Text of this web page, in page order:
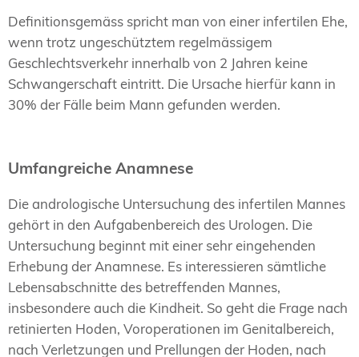
Definitionsgemäss spricht man von einer infertilen Ehe,
wenn trotz ungeschütztem regelmässigem
Geschlechtsverkehr innerhalb von 2 Jahren keine
Schwangerschaft eintritt. Die Ursache hierfür kann in
30% der Fälle beim Mann gefunden werden.
Umfangreiche Anamnese
Die andrologische Untersuchung des infertilen Mannes
gehört in den Aufgabenbereich des Urologen. Die
Untersuchung beginnt mit einer sehr eingehenden
Erhebung der Anamnese. Es interessieren sämtliche
Lebensabschnitte des betreffenden Mannes,
insbesondere auch die Kindheit. So geht die Frage nach
retinierten Hoden, Voroperationen im Genitalbereich,
nach Verletzungen und Prellungen der Hoden, nach